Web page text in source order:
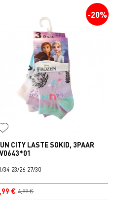
-20%
CITY LASTE SOKID, 3PAAR
€ 4,99 €
34 23/26 27/30